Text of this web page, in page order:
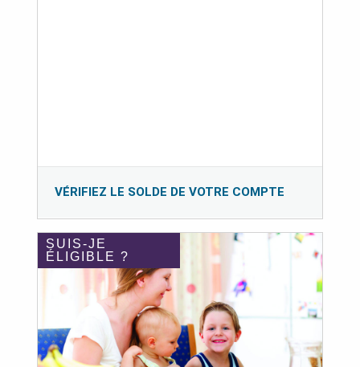
VÉRIFIEZ LE SOLDE DE VOTRE COMPTE
SUIS-JE
ÉLIGIBLE ?